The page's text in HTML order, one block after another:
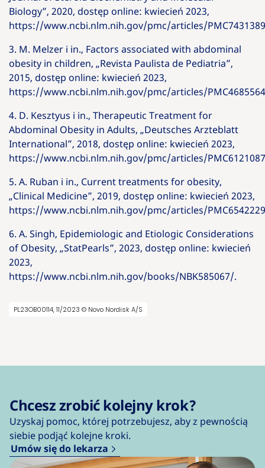
Biology”, 2020, dostęp online: kwiecień 2023,
https://www.ncbi.nlm.nih.gov/pmc/articles/
3. M. Melzer i in., Factors associated with abdominal
obesity in children, „Revista Paulista de Pediatria”,
2015, dostęp online: kwiecień 2023,
https://www.ncbi.nlm.nih.gov/pmc/articles/
4. D. Kesztyus i in., Therapeutic Treatment for
Abdominal Obesity in Adults, „Deutsches Arzteblatt
International”, 2018, dostęp online: kwiecień 2023,
https://www.ncbi.nlm.nih.gov/pmc/articles/
5. A. Ruban i in., Current treatments for obesity,
„Clinical Medicine”, 2019, dostęp online: kwiecień 2023,
https://www.ncbi.nlm.nih.gov/pmc/articles/
6. A. Singh, Epidemiologic and Etiologic Considerations
of Obesity, „StatPearls”, 2023, dostęp online: kwiecień
2023,
https://www.ncbi.nlm.nih.gov/books/NBK585067/.
PL23OB00114, 11/2023 © Novo Nordisk A/S
Chcesz zrobić kolejny krok?
Uzyskaj pomoc, której potrzebujesz, aby z pewnością
siebie podjąć kolejne kroki.
Umów się do lekarza